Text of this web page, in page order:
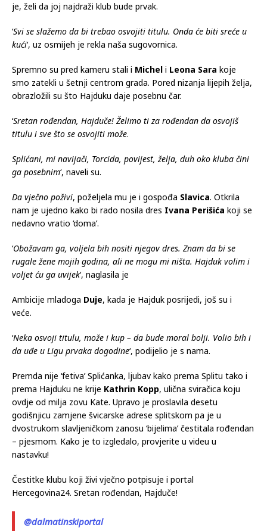
je, želi da joj najdraži klub bude prvak.
‘Svi se slažemo da bi trebao osvojiti titulu. Onda će biti sreće u
kući‘, uz osmijeh je rekla naša sugovornica.
Spremno su pred kameru stali i Michel i Leona Sara koje
smo zatekli u šetnji centrom grada. Pored nizanja lijepih želja,
obrazložili su što Hajduku daje posebnu čar.
‘Sretan rođendan, Hajduče! Želimo ti za rođendan da osvojiš
titulu i sve što se osvojiti može.
Splićani, mi navijači, Torcida, povijest, želja, duh oko kluba čini
ga posebnim‘, naveli su.
Da vječno poživi, poželjela mu je i gospođa Slavica. Otkrila
nam je ujedno kako bi rado nosila dres Ivana Perišića koji se
nedavno vratio ‘doma’.
‘Obožavam ga, voljela bih nositi njegov dres. Znam da bi se
rugale žene mojih godina, ali ne mogu mi ništa. Hajduk volim i
voljet ću ga uvijek‘, naglasila je
Ambicije mladoga Duje, kada je Hajduk posrijedi, još su i
veće.
‘Neka osvoji titulu, može i kup – da bude moral bolji. Volio bih i
da uđe u Ligu prvaka dogodine‘, podijelio je s nama.
Premda nije ‘fetiva’ Splićanka, ljubav kako prema Splitu tako i
prema Hajduku ne krije Kathrin Kopp, ulična sviračica koju
ovdje od milja zovu Kate. Upravo je proslavila desetu
godišnjicu zamjene švicarske adrese splitskom pa je u
dvostrukom slavljeničkom zanosu ‘bijelima’ čestitala rođendan
– pjesmom. Kako je to izgledalo, provjerite u videu u
nastavku!
Čestitke klubu koji živi vječno potpisuje i portal
Hercegovina24. Sretan rođendan, Hajduče!
@dalmatinskiportal